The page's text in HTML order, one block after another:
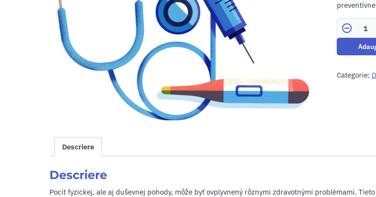
Cantitate
Categorie:
Descriere
Descriere
Pocit fyzickej, ale aj duševnej pohody, môže byť ovplyvnený rôznymi zdravotnými problémami.